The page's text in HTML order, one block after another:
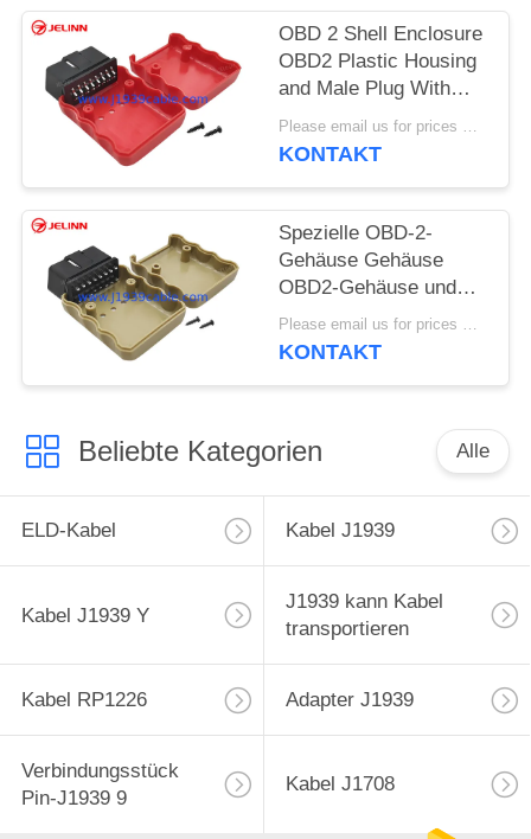
OBD 2 Shell Enclosure
OBD2 Plastic Housing
and Male Plug With
Curved Pin and Screws
Please email us for prices MOQ:100 pcs
KONTAKT
Spezielle OBD-2-
Gehäuse Gehäuse
OBD2-Gehäuse und
männliche Steckdose
mit gerader Nadel
Please email us for prices MOQ:100 pcs
KONTAKT
Beliebte Kategorien Alle
ELD-Kabel Kabel J1939
Kabel J1939 Y
J1939 kann Kabel
transportieren
Kabel RP1226 Adapter J1939
Verbindungsstück
Pin-J1939 9
Kabel J1708